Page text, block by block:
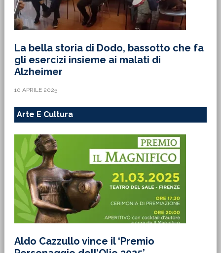
La bella storia di Dodo, bassotto che fa
gli esercizi insieme ai malati di
Alzheimer
10 APRILE 2025
Arte E Cultura
Aldo Cazzullo vince il ‘Premio